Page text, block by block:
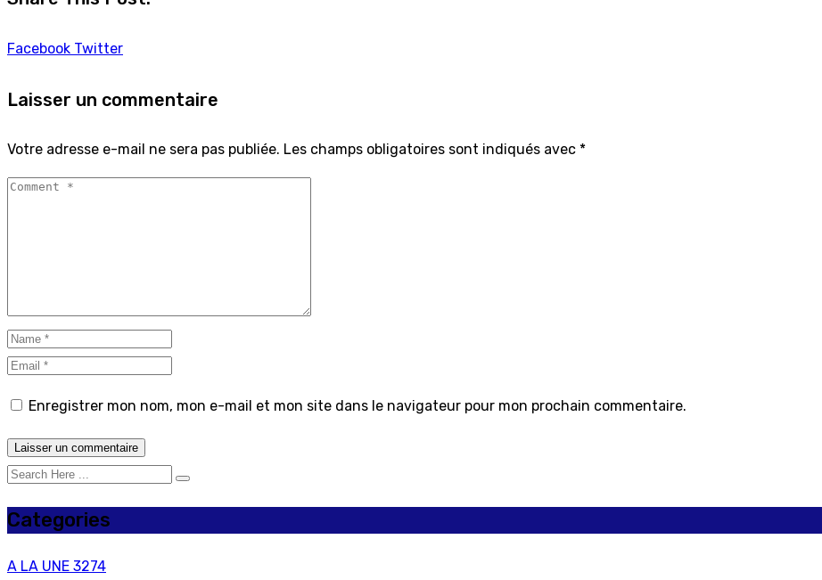
Facebook Twitter
Laisser un commentaire
Votre adresse e-mail ne sera pas publiée. Les champs obligatoires sont indiqués avec *
Enregistrer mon nom, mon e-mail et mon site dans le navigateur pour mon prochain commentaire.
Categories
A LA UNE 3274